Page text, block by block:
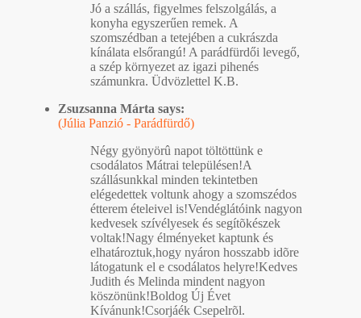
Jó a szállás, figyelmes felszolgálás, a
konyha egyszerűen remek. A
szomszédban a tetejében a cukrászda
kínálata elsőrangú! A parádfürdői levegő,
a szép környezet az igazi pihenés
számunkra. Üdvözlettel K.B.
Zsuzsanna Márta says:
(Júlia Panzió - Parádfürdő)
Négy gyönyörû napot töltöttünk e
csodálatos Mátrai településen!A
szállásunkkal minden tekintetben
elégedettek voltunk ahogy a szomszédos
étterem ételeivel is!Vendéglátóink nagyon
kedvesek szívélyesek és segítõkészek
voltak!Nagy élményeket kaptunk és
elhatároztuk,hogy nyáron hosszabb idõre
látogatunk el e csodálatos helyre!Kedves
Judith és Melinda mindent nagyon
köszönünk!Boldog Új Évet
Kívánunk!Csorjáék Csepelrõl.